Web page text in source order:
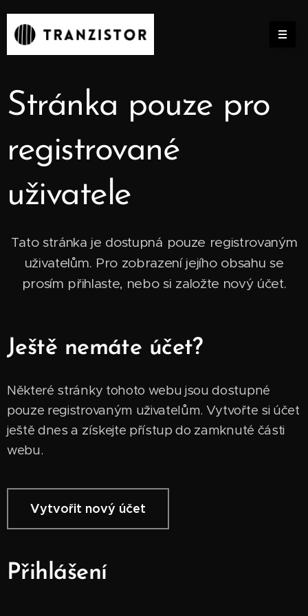
Stránka pouze pro
registrované
uživatele
Tato stránka je dostupná pouze registrovaným
uživatelům. Pro zobrazení jejího obsahu se
prosím přihlaste, nebo si založte nový účet.
Ještě nemáte účet?
Některé stránky tohoto webu jsou dostupné
pouze registrovaným uživatelům. Vytvořte si účet
ještě dnes a získejte přístup do zamknuté části
webu.
Vytvořit nový účet
Přihlášení